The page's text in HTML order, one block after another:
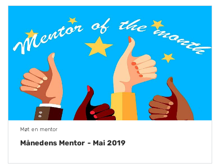
Møt en mentor
Månedens Mentor - Mai 2019